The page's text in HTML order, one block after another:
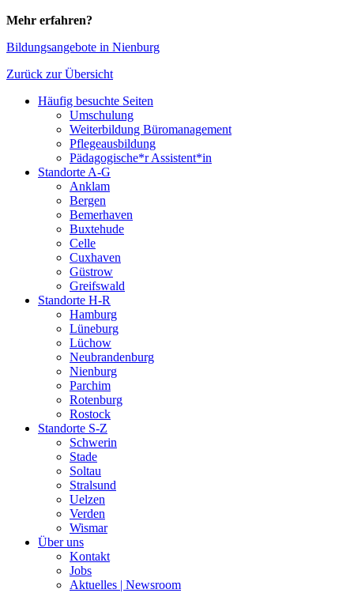
Mehr erfahren?
Bildungsangebote in Nienburg
Zurück zur Übersicht
Häufig besuchte Seiten
Umschulung
Weiterbildung Büromanagement
Pflegeausbildung
Pädagogische*r Assistent*in
Standorte A-G
Anklam
Bergen
Bemerhaven
Buxtehude
Celle
Cuxhaven
Güstrow
Greifswald
Standorte H-R
Hamburg
Lüneburg
Lüchow
Neubrandenburg
Nienburg
Parchim
Rotenburg
Rostock
Standorte S-Z
Schwerin
Stade
Soltau
Stralsund
Uelzen
Verden
Wismar
Über uns
Kontakt
Jobs
Aktuelles | Newsroom